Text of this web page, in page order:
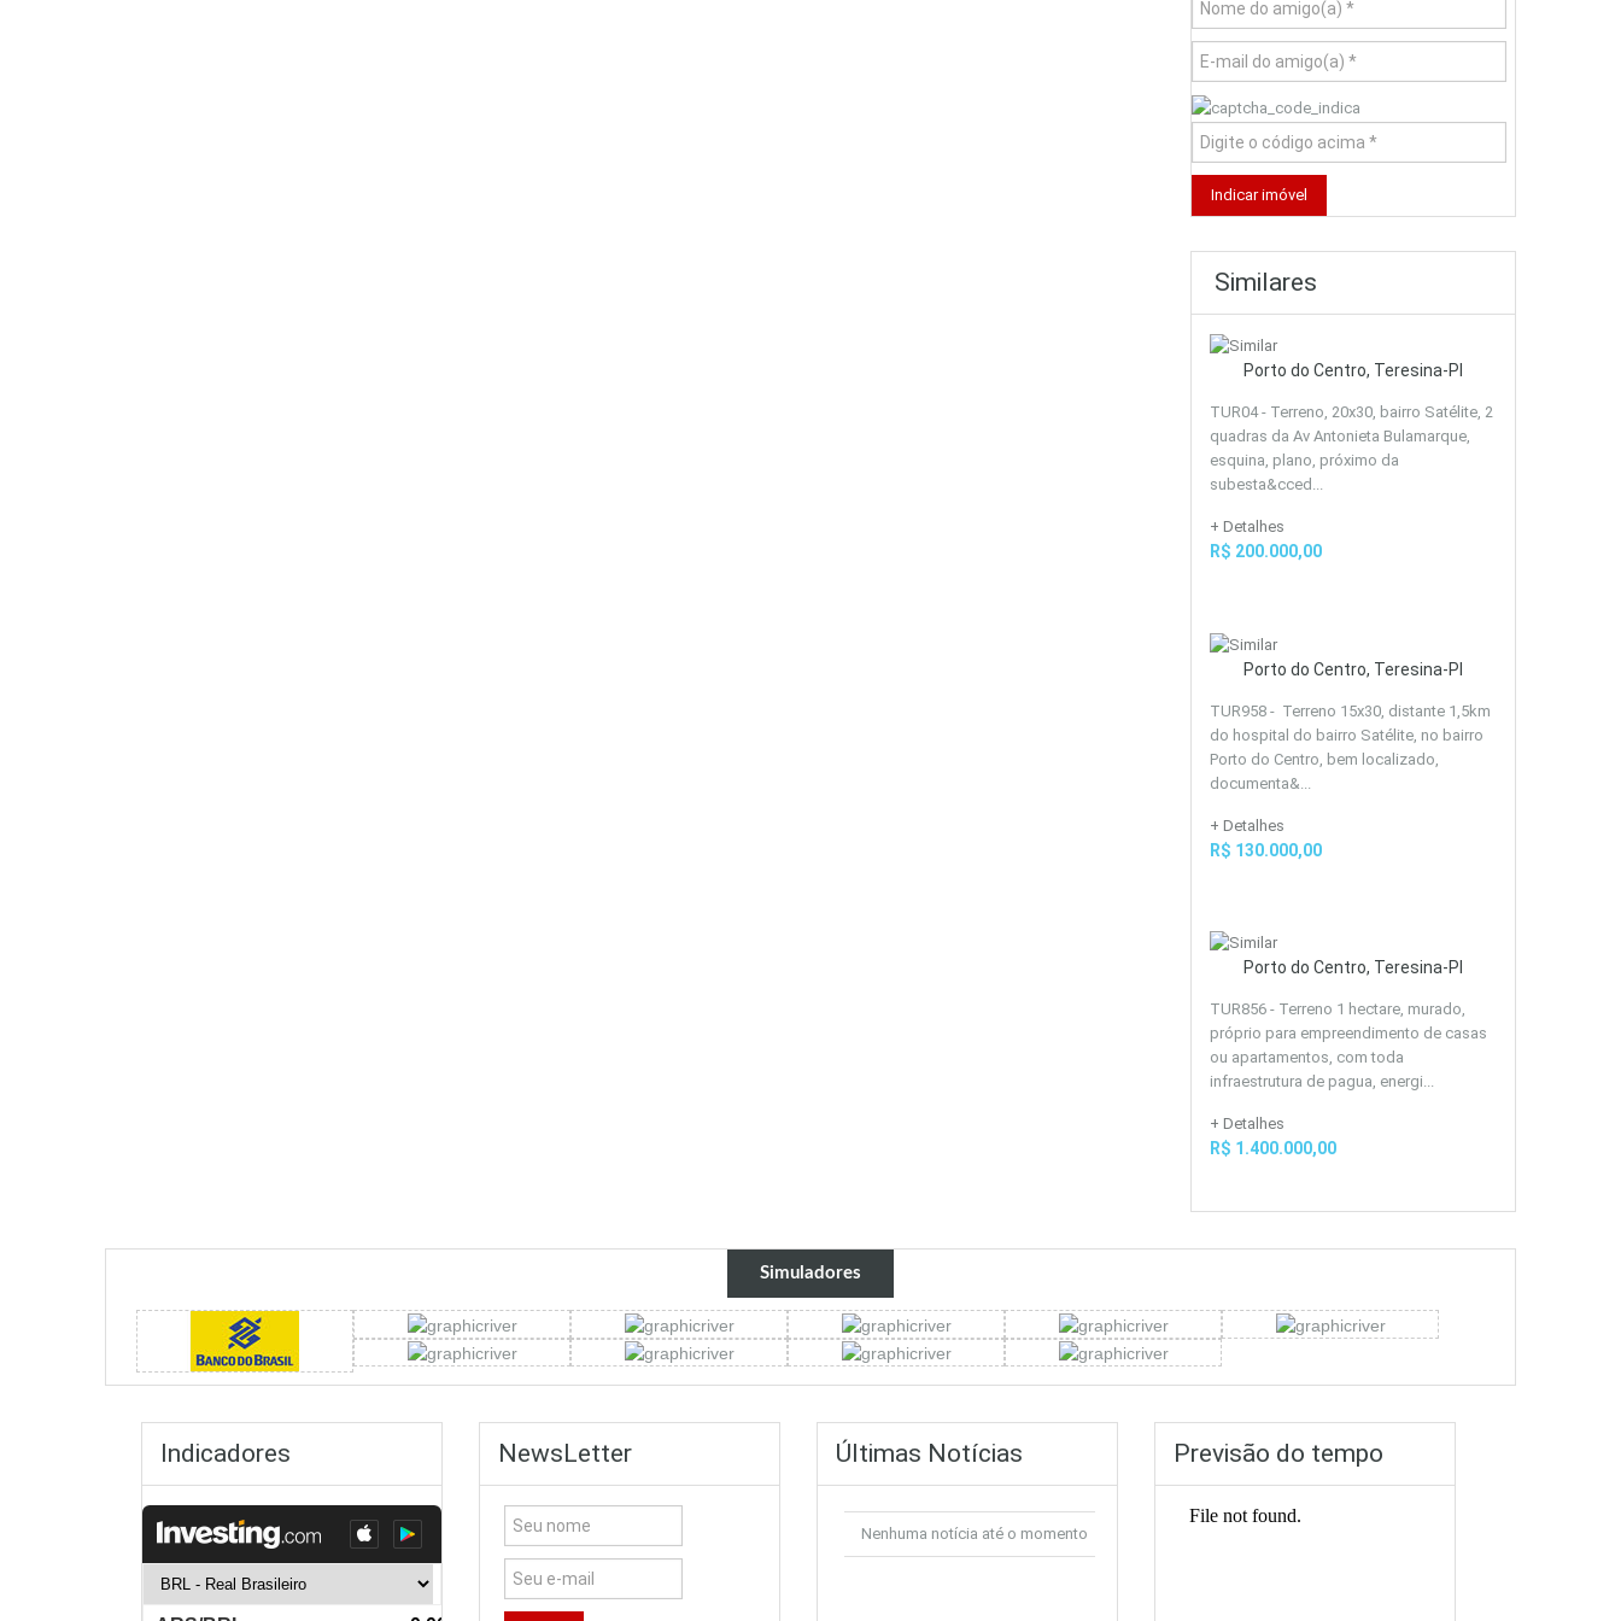
Similares
Porto do Centro, Teresina-PI
TUR04 - Terreno, 20x30, bairro Satélite, 2
quadras da Av Antonieta Bulamarque,
esquina, plano, próximo da
subesta&cced...
+ Detalhes
R$ 200.000,00
Porto do Centro, Teresina-PI
TUR958 - Terreno 15x30, distante 1,5km
do hospital do bairro Satélite, no bairro
Porto do Centro, bem localizado,
documenta&...
+ Detalhes
R$ 130.000,00
Porto do Centro, Teresina-PI
TUR856 - Terreno 1 hectare, murado,
próprio para empreendimento de casas
ou apartamentos, com toda
infraestrutura de pagua, energi...
+ Detalhes
R$ 1.400.000,00
Simuladores
Indicadores NewsLetter Últimas Notícias
Nenhuma notícia até o momento
Previsão do tempo